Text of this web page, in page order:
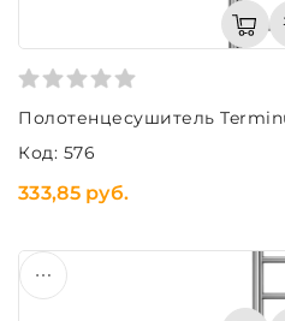
Полотенцесушитель
Код: 576
333,85 руб.